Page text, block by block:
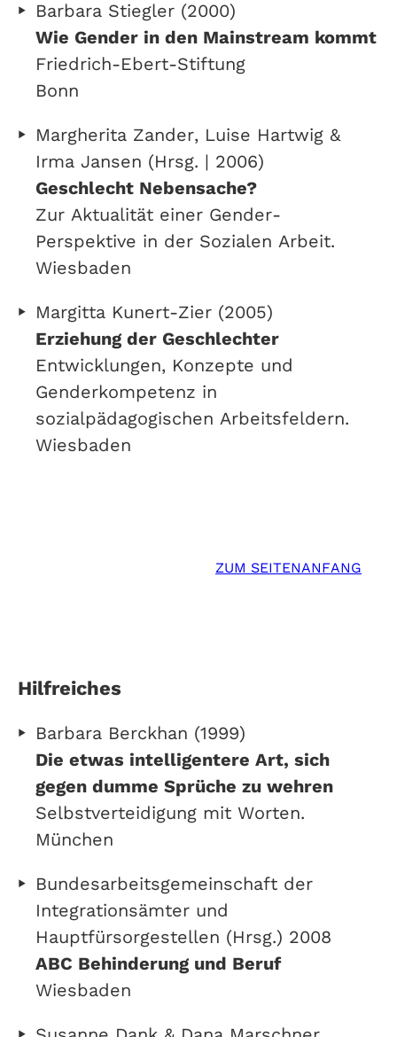
Barbara Stiegler (2000)
Wie Gender in den Mainstream kommt
Friedrich-Ebert-Stiftung
Bonn
Margherita Zander, Luise Hartwig &
Irma Jansen (Hrsg. | 2006)
Geschlecht Nebensache?
Zur Aktualität einer Gender-
Perspektive in der Sozialen Arbeit.
Wiesbaden
Margitta Kunert-Zier (2005)
Erziehung der Geschlechter
Entwicklungen, Konzepte und
Genderkompetenz in
sozialpädagogischen Arbeitsfeldern.
Wiesbaden
ZUM SEITENANFANG
Hilfreiches
Barbara Berckhan (1999)
Die etwas intelligentere Art, sich
gegen dumme Sprüche zu wehren
Selbstverteidigung mit Worten.
München
Bundesarbeitsgemeinschaft der
Integrationsämter und
Hauptfürsorgestellen (Hrsg.) 2008
ABC Behinderung und Beruf
Wiesbaden